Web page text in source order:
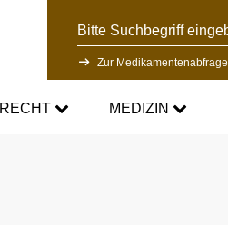
Suche
Zur Medikamentenabfrage
RECHT MEDIZIN